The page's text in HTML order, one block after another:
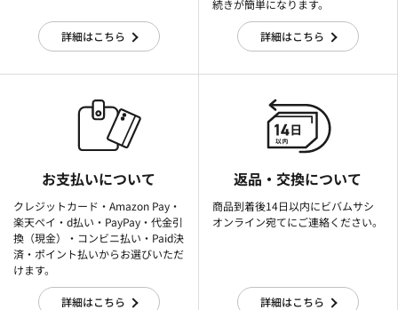
詳細はこちら
続きが簡単になります。
詳細はこちら
お支払いについて
クレジットカード・Amazon Pay・
楽天ぺイ・d払い・PayPay・代金引
換（現金）・コンビニ払い・Paid決
済・ポイント払いからお選びいただ
けます。
詳細はこちら
返品・交換について
商品到着後14日以内にビバムサシ
オンライン宛てにご連絡ください。
詳細はこちら